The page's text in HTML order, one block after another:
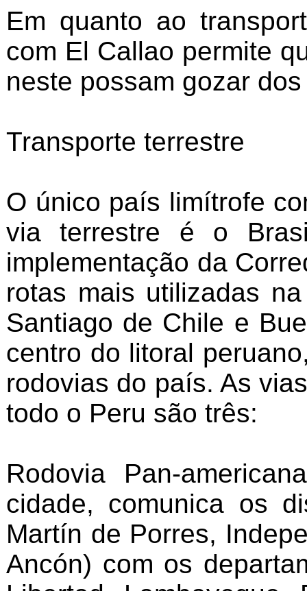
Em quanto ao
com El Callao permite
neste possam gozar
Transporte terrestre
O único país limítrofe
via terrestre é o
implementação da
rotas mais utilizadas
Santiago de Chile e
centro do litoral
rodovias do país. As
todo o Peru são três:
Rodovia Pan-
cidade, comunica os
Martín de Porres,
Ancón) com os